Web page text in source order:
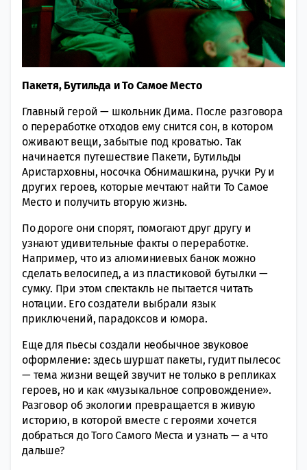
Пакетя, Бутильда и То Самое Место
Главный герой — школьник Дима. После разговора
о переработке отходов ему снится сон, в котором
оживают вещи, забытые под кроватью. Так
начинается путешествие Пакети, Бутильды
Аристарховны, носочка Обнимашкина, ручки Ру и
других героев, которые мечтают найти То Самое
Место и получить вторую жизнь.
По дороге они спорят, помогают друг другу и
узнают удивительные факты о переработке.
Например, что из алюминиевых банок можно
сделать велосипед, а из пластиковой бутылки —
сумку. При этом спектакль не пытается читать
нотации. Его создатели выбрали язык
приключений, парадоксов и юмора.
Еще для пьесы создали необычное звуковое
оформление: здесь шуршат пакеты, гудит пылесос
— тема жизни вещей звучит не только в репликах
героев, но и как «музыкальное сопровождение».
Разговор об экологии превращается в живую
историю, в которой вместе с героями хочется
добраться до Того Самого Места и узнать — а что
дальше?